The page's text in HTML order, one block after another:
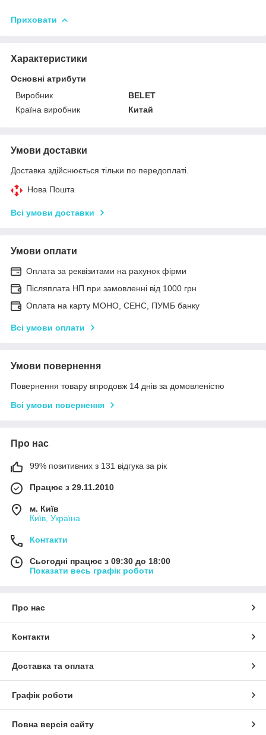
Приховати
Характеристики
Основні атрибути
Виробник
BELET
Країна виробник
Китай
Умови доставки
Доставка здійснюється тільки по передоплаті.
Нова Пошта
Всі умови доставки
Умови оплати
Оплата за реквізитами на рахунок фірми
Післяплата НП при замовленні від 1000 грн
Оплата на карту МОНО, СЕНС, ПУМБ банку
Всі умови оплати
Умови повернення
Повернення товару впродовж 14 днів за домовленістю
Всі умови повернення
Про нас
99% позитивних з 131 відгука за рік
Працює з 29.11.2010
м. Київ
Київ, Україна
Контакти
Сьогодні працює з 09:30 до 18:00
Показати весь графік роботи
Про нас
Контакти
Доставка та оплата
Графік роботи
Повна версія сайту